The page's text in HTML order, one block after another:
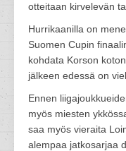
otteitaan kirvelevän
Hurrikaanilla on
Suomen Cupin
kohdata Korson
jälkeen edessä on
Ennen
myös miesten
saa myös vieraita
alempaa jatkosarjaa